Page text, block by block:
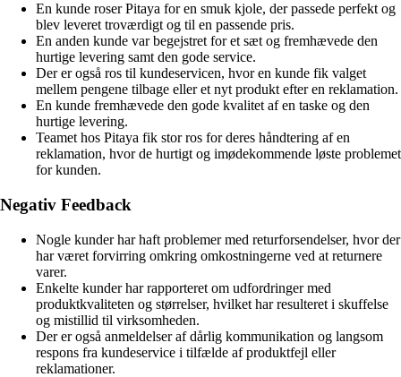
En kunde roser Pitaya for en smuk kjole, der passede perfekt og
blev leveret troværdigt og til en passende pris.
En anden kunde var begejstret for et sæt og fremhævede den
hurtige levering samt den gode service.
Der er også ros til kundeservicen, hvor en kunde fik valget
mellem pengene tilbage eller et nyt produkt efter en reklamation.
En kunde fremhævede den gode kvalitet af en taske og den
hurtige levering.
Teamet hos Pitaya fik stor ros for deres håndtering af en
reklamation, hvor de hurtigt og imødekommende løste problemet
for kunden.
Negativ Feedback
Nogle kunder har haft problemer med returforsendelser, hvor der
har været forvirring omkring omkostningerne ved at returnere
varer.
Enkelte kunder har rapporteret om udfordringer med
produktkvaliteten og størrelser, hvilket har resulteret i skuffelse
og mistillid til virksomheden.
Der er også anmeldelser af dårlig kommunikation og langsom
respons fra kundeservice i tilfælde af produktfejl eller
reklamationer.